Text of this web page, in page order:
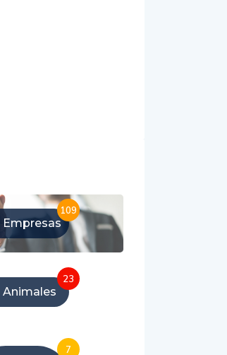
Empresas
109
Animales
23
7